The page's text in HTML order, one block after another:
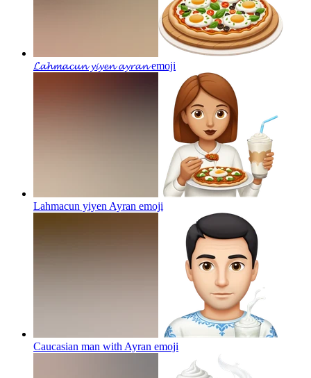
𝓛𝓪𝓱𝓶𝓪𝓬𝓾𝓷 𝔂𝓲𝔂𝓮𝓷 𝓪𝔂𝓻𝓪𝓷emoji
Lahmacun yiyen Ayran emoji
Caucasian man with Ayran emoji